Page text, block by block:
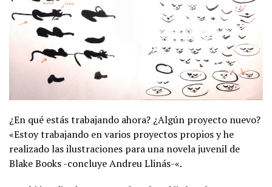
¿En qué estás trabajando ahora? ¿Algún proyecto nuevo?
«Estoy trabajando en varios proyectos propios y he
realizado las ilustraciones para una novela juvenil de
Blake Books -concluye Andreu Llinás-«.